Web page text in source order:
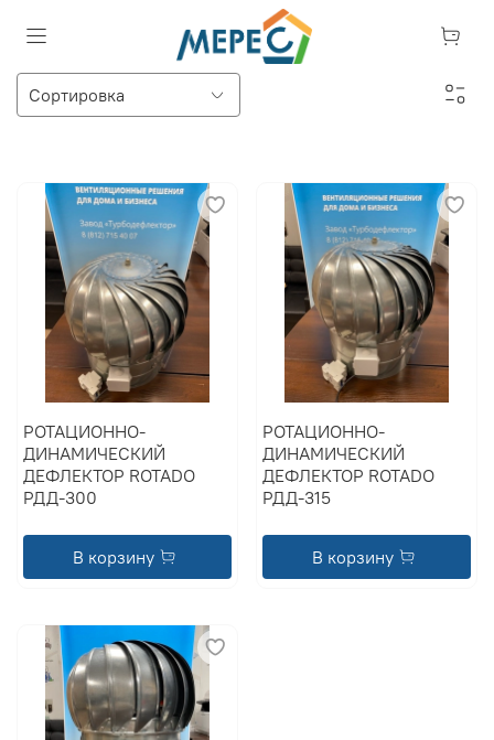
РОТАЦИОННО-
ДИНАМИЧЕСКИЙ
ДЕФЛЕКТОР ROTADO
РДД-300
В корзину
РОТАЦИОННО-
ДИНАМИЧЕСКИЙ
ДЕФЛЕКТОР ROTADO
РДД-315
В корзину